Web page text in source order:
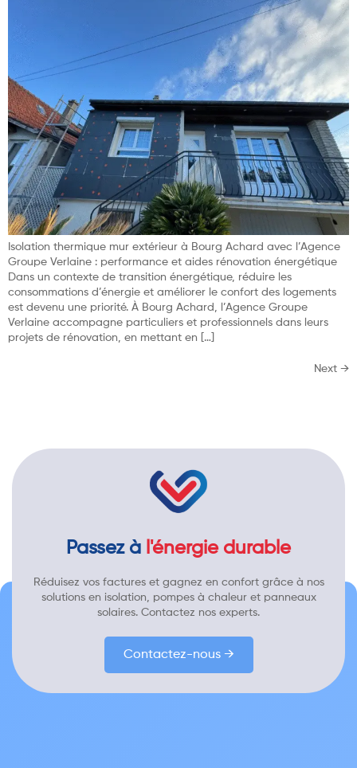
Isolation thermique mur extérieur à Bourg Achard avec l’Agence
Groupe Verlaine : performance et aides rénovation énergétique
Dans un contexte de transition énergétique, réduire les
consommations d’énergie et améliorer le confort des logements
est devenu une priorité. À Bourg Achard, l’Agence Groupe
Verlaine accompagne particuliers et professionnels dans leurs
projets de rénovation, en mettant en […]
Next →
Passez à l'énergie durable
Réduisez vos factures et gagnez en confort grâce à nos
solutions en isolation, pompes à chaleur et panneaux
solaires. Contactez nos experts.
Contactez-nous →